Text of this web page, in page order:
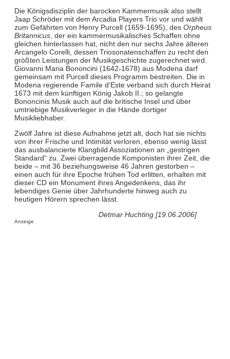
Die Königsdisziplin der barocken Kammermusik also stellt
Jaap Schröder mit dem Arcadia Players Trio vor und wählt
zum Gefährten von Henry Purcell (1659-1695), des Orpheus
Britannicus, der ein kammermusikalisches Schaffen ohne
gleichen hinterlassen hat, nicht den nur sechs Jahre älteren
Arcangelo Corelli, dessen Triosonatenschaffen zu recht den
größten Leistungen der Musikgeschichte zugerechnet wird.
Giovanni Maria Bononcini (1642-1678) aus Modena darf
gemeinsam mit Purcell dieses Programm bestreiten. Die in
Modena regierende Famile d’Este verband sich durch Heirat
1673 mit dem künftigen König Jakob II.; so gelangte
Bononcinis Musik auch auf die britische Insel und über
umtriebige Musikverleger in die Hände dortiger
Musikliebhaber.
Zwölf Jahre ist diese Aufnahme jetzt alt, doch hat sie nichts
von ihrer Frische und Intimität verloren, ebenso wenig lässt
das ausbalancierte Klangbild Assoziationen an „gestrigen
Standard“ zu. Zwei überragende Komponisten ihrer Zeit, die
beide – mit 36 beziehungsweise 46 Jahren gestorben –
einen auch für ihre Epoche frühen Tod erlitten, erhalten mit
dieser CD ein Monument ihres Angedenkens, das ihr
lebendiges Genie über Jahrhunderte hinweg auch zu
heutigen Hörern sprechen lässt.
Detmar Huchting [19.06.2006]
Anzeige